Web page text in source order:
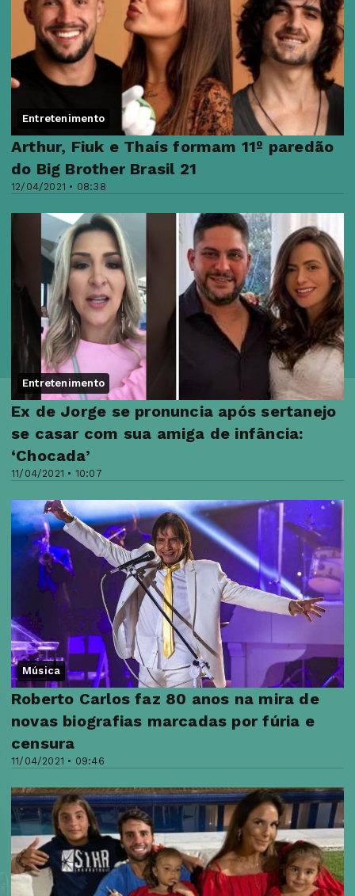
Entretenimento
12/04/2021 • 08:38
Arthur, Fiuk e Thaís formam 11º paredão
do Big Brother Brasil 21
Entretenimento
11/04/2021 • 10:07
Ex de Jorge se pronuncia após sertanejo
se casar com sua amiga de infância:
‘Chocada’
Música
11/04/2021 • 09:46
Roberto Carlos faz 80 anos na mira de
novas biografias marcadas por fúria e
censura